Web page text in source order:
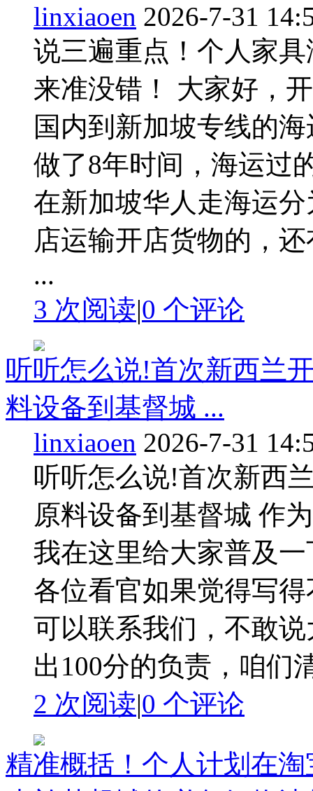
linxiaoen 2026-7-31
说三遍重点！个人家
来准没错！ 大家好，
国内到新加坡专线的
做了8年时间，海运过
在新加坡华人走海运
店运输开店货物的，
...
3 次阅读|0 个评论
听听怎么说!首次新西兰
料设备到基督城 ...
linxiaoen 2026-7-31
听听怎么说!首次新西
原料设备到基督城 作
我在这里给大家普及
各位看官如果觉得写
可以联系我们，不敢
出100分的负责，咱们
2 次阅读|0 个评论
精准概括！个人计划在